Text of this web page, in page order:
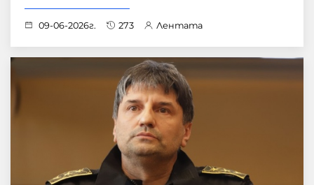
09-06-2026г. 273 Лентата